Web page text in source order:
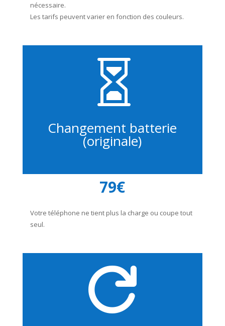
nécessaire.
Les tarifs peuvent varier en fonction des couleurs.

Changement batterie
(originale)
79€
Votre téléphone ne tient plus la charge ou coupe tout
seul.
